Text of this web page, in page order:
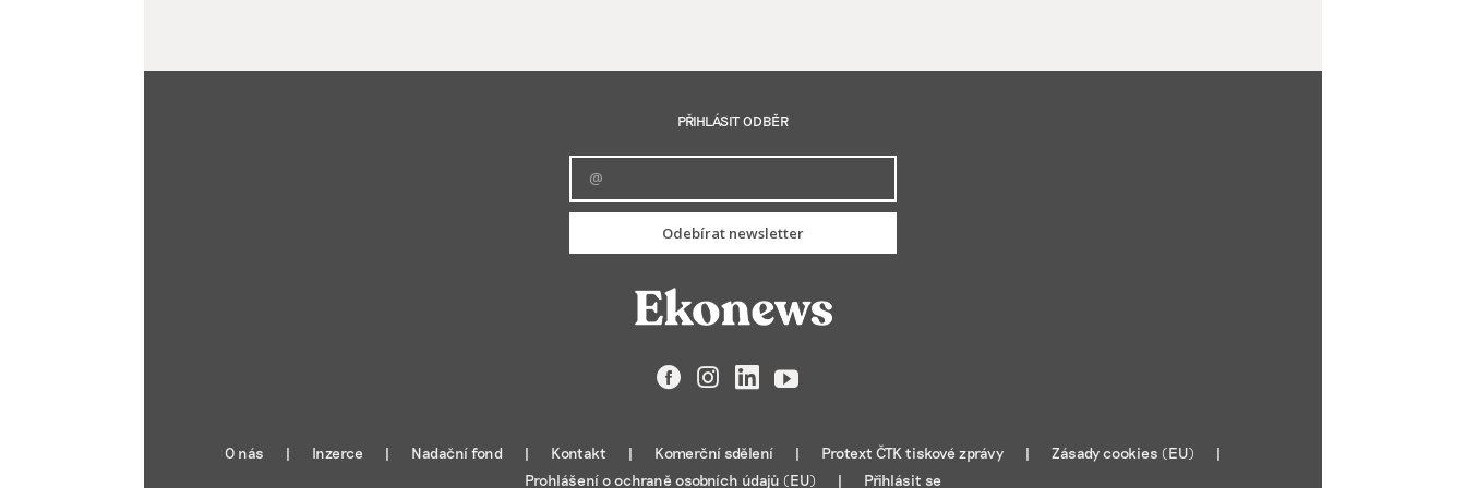
PŘIHLÁSIT ODBĚR
Odebírat newsletter
FacebookInstagramLinkedIn
YouTube
O nás Inzerce Nadační fond Kontakt Komerční sdělení Protext ČTK tiskové zprávy
Zásady cookies (EU)
Prohlášení o ochraně osobních údajů (EU)
Přihlásit se